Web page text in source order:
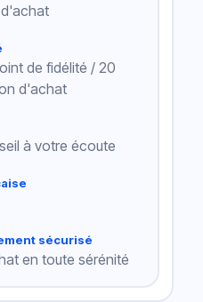
de fidélité / 20
d'achat
à votre écoute
sécurisé
en toute sérénité